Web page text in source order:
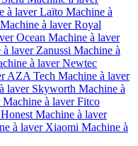
à laver Laïto Machine à
Machine à laver Royal
Ocean Machine à laver
laver Zanussi Machine à
à laver Newtec
AZA Tech Machine à laver
laver Skyworth Machine à
Machine à laver Fitco
Machine à laver
à laver Xiaomi Machine à